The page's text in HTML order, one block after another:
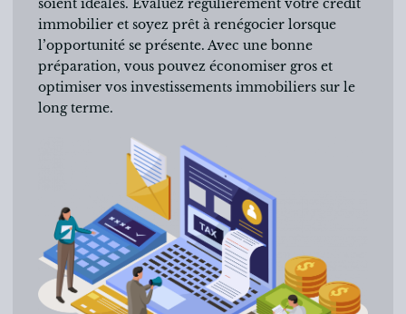
soient idéales. Évaluez régulièrement votre crédit
immobilier et soyez prêt à renégocier lorsque
l’opportunité se présente. Avec une bonne
préparation, vous pouvez économiser gros et
optimiser vos investissements immobiliers sur le
long terme.